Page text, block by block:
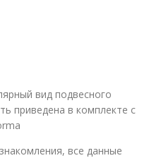
вид подвесного
приведена в комплекте с
все данные